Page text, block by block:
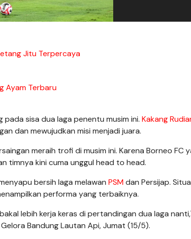
Jitu Terpercaya
Ayam Terbaru
sisa dua laga penentu musim ini. Kakang
dan mewujudkan misi menjadi juara.
meraih trofi di musim ini. Karena Borneo FC
timnya kini cuma unggul head to head.
bersih laga melawan PSMdan Persijap.
performa yang terbaiknya.
lebih kerja keras di pertandingan dua laga
Bandung Lautan Api, Jumat (15/5).